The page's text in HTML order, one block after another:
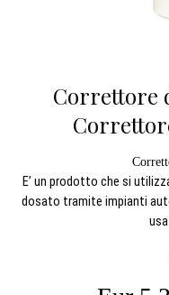
Correttore
E’ un prodotto che si
dosato tramite impianti